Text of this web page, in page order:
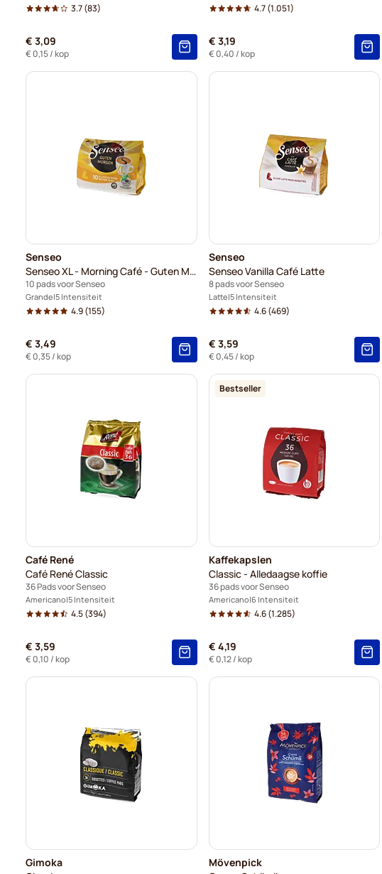
3.7(83)
€ 3,09
€ 0,15/ kop
4.7(1.051)
€ 3,19
€ 0,40 / kop
Senseo
Senseo XL - Morning Café - Guten Morgen (Grote kop)
10 pads voor Senseo
Grande 5 Intensiteit
4.9(155)
€ 3,49
€ 0,35/ kop
Senseo
Senseo Vanilla Café Latte
8 pads voor Senseo
Latte 5 Intensiteit
4.6(469)
€ 3,59
€ 0,45/ kop
Café René
Café René Classic
36 Pads voor Senseo
Americano 5 Intensiteit
4.5(394)
€ 3,59
€ 0,10 / kop
Bestseller
Kaffekapslen
Classic - Alledaagse koffie
36 pads voor Senseo
Americano 6 Intensiteit
4.6(1.285)
€ 4,19
€ 0,12/ kop
Gimoka
Mövenpick